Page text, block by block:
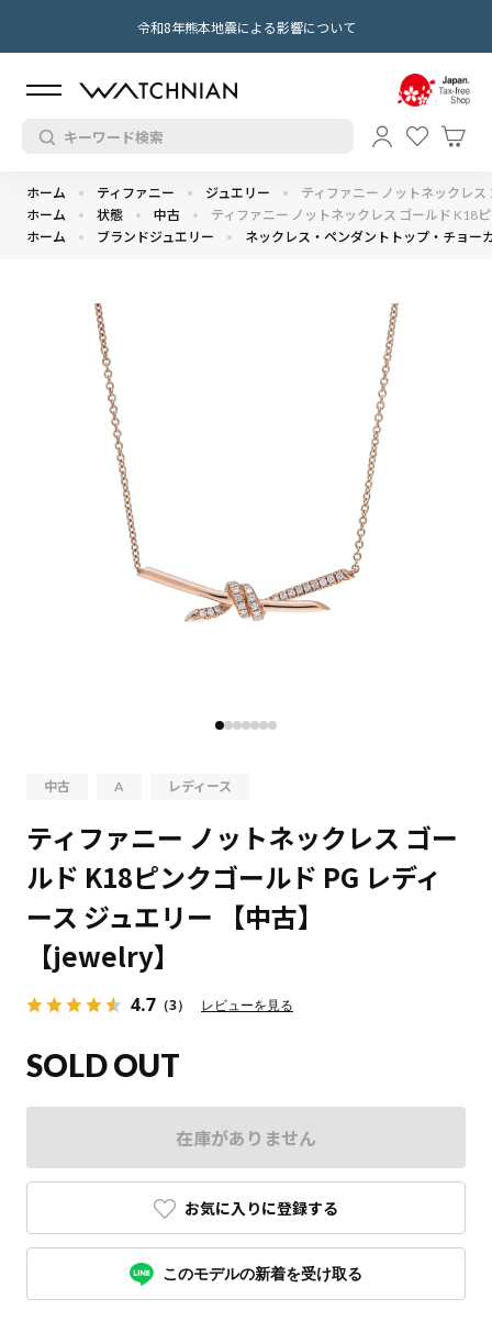
令和8年熊本地震による影響について
ホーム ティファニー ジュエリー
ティファニー ノットネックレ
ホーム
状態 中古
ティファニー ノットネックレス ゴールド K18
ホーム
ブランドジュエリー ネックレス・ペンダントトップ・チョー
中古 A レディース
ティファニー ノットネックレス ゴー
ルド K18ピンクゴールド PG レディ
ース ジュエリー 【中古】
【jewelry】
4.7 （3） レビューを見る
SOLD OUT
在庫がありません
お気に入りに登録する
このモデルの新着を受け取る